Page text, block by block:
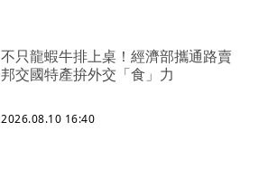
不只龍蝦牛排上桌！經濟部攜通路賣
邦交國特產拚外交「食」力
2026.08.10 16:40